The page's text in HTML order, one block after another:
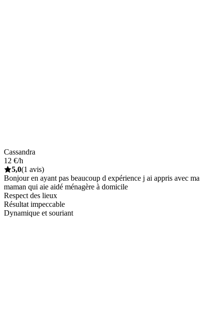
Cassandra
12 €/h
5,0(1 avis)
Bonjour en ayant pas beaucoup d expérience j ai appris avec ma
maman qui aie aidé ménagère à domicile
Respect des lieux
Résultat impeccable
Dynamique et souriant